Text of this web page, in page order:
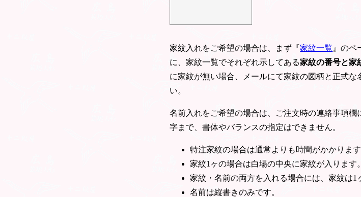
家紋入れをご希望の場合は、まず『家紋一覧 』のペ
に、家紋一覧でそれぞれ示してある家紋の番号と家
に家紋が無い場合、メールにて家紋の図柄と正式
い。
名前入れをご希望の場合は、ご注文時の連絡事項
字まで、書体やバランスの指定はできません。
特注家紋の場合は通常よりも時間がかかります
家紋1ヶの場合は白場の中央に家紋が入ります。
家紋・名前の両方を入れる場合には、家紋は1
名前は縦書きのみです。